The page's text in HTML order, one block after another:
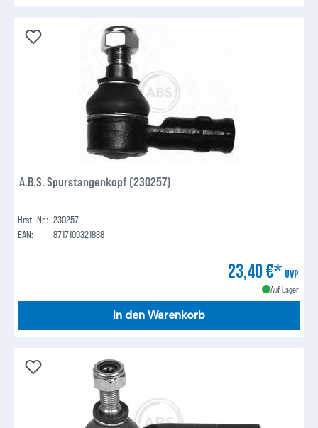
A.B.S. Spurstangenkopf (230257)
Hrst.-Nr.: 230257
EAN:
8717109321838
23,40 €* UVP
Auf Lager
In den Warenkorb